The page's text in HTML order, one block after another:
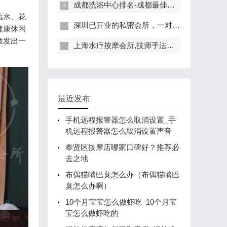
水、花
康休闲
发出一
成都洗浴中心排名-成都最佳洗浴中心TOP10排名
深圳已开业的私密会所，一对一服务，保证给你带来绝佳体验
上海水疗按摩会所,技师手法专业，休闲度假的好去处
最近发布
手机远程报警器怎么取消设置_手
机远程报警器怎么取消设置声音
奉贤区按摩店哪家口碑好？推荐必
去之地
布偶猫嘴巴臭怎么办（布偶猫嘴巴
臭怎么办啊）
10个月宝宝怎么做虾吃_10个月宝
宝怎么做虾吃的